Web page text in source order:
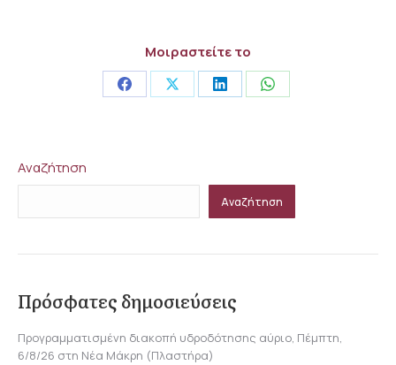
Μοιραστείτε το
Share Share Share Share
Αναζήτηση
Αναζήτηση
Πρόσφατες δημοσιεύσεις
Προγραμματισμένη διακοπή υδροδότησης αύριο, Πέμπτη,
6/8/26 στη Νέα Μάκρη (Πλαστήρα)